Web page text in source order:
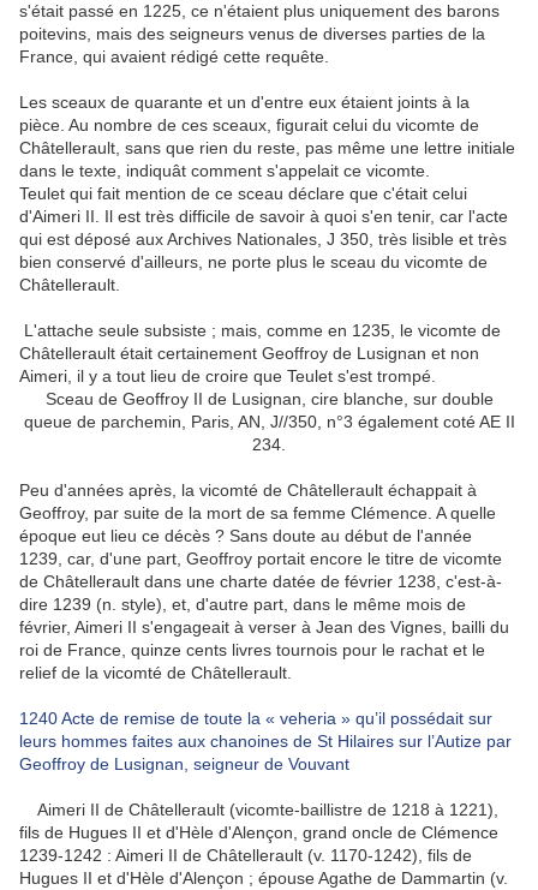
s'était passé en 1225, ce n'étaient plus uniquement des barons
poitevins, mais des seigneurs venus de diverses parties de la
France, qui avaient rédigé cette requête.
Les sceaux de quarante et un d'entre eux étaient joints à la
pièce. Au nombre de ces sceaux, figurait celui du vicomte de
Châtellerault, sans que rien du reste, pas même une lettre initiale
dans le texte, indiquât comment s'appelait ce vicomte.
Teulet qui fait mention de ce sceau déclare que c'était celui
d'Aimeri II. Il est très difficile de savoir à quoi s'en tenir, car l'acte
qui est déposé aux Archives Nationales, J 350, très lisible et très
bien conservé d'ailleurs, ne porte plus le sceau du vicomte de
Châtellerault.
L'attache seule subsiste ; mais, comme en 1235, le vicomte de
Châtellerault était certainement Geoffroy de Lusignan et non
Aimeri, il y a tout lieu de croire que Teulet s'est trompé.
Sceau de Geoffroy II de Lusignan, cire blanche, sur double
queue de parchemin, Paris, AN, J//350, n°3 également coté AE II
234.
Peu d'années après, la vicomté de Châtellerault échappait à
Geoffroy, par suite de la mort de sa femme Clémence. A quelle
époque eut lieu ce décès ? Sans doute au début de l'année
1239, car, d'une part, Geoffroy portait encore le titre de vicomte
de Châtellerault dans une charte datée de février 1238, c'est-à-
dire 1239 (n. style), et, d'autre part, dans le même mois de
février, Aimeri II s'engageait à verser à Jean des Vignes, bailli du
roi de France, quinze cents livres tournois pour le rachat et le
relief de la vicomté de Châtellerault.
1240 Acte de remise de toute la « veheria » qu’il possédait sur
leurs hommes faites aux chanoines de St Hilaires sur l’Autize par
Geoffroy de Lusignan, seigneur de Vouvant
Aimeri II de Châtellerault (vicomte-baillistre de 1218 à 1221),
fils de Hugues II et d'Hèle d'Alençon, grand oncle de Clémence
1239-1242 : Aimeri II de Châtellerault (v. 1170-1242), fils de
Hugues II et d'Hèle d'Alençon ; épouse Agathe de Dammartin (v.